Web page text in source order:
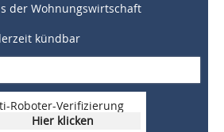
der Wohnungswirtschaft
kündbar
Roboter-Verifizierung
Hier klicken